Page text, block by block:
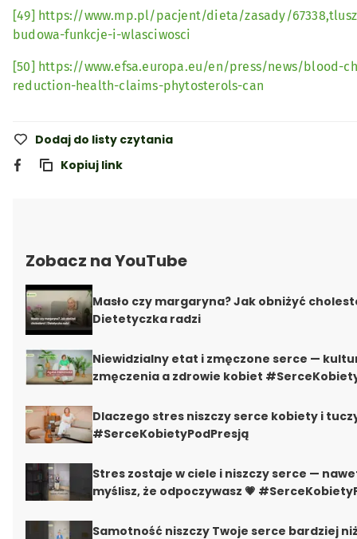
[49] https://www.mp.pl/pacjent/dieta/zasady/
budowa-funkcje-i-wlasciwosci
[50] https://www.efsa.europa.eu/en/press/news/blood-
reduction-health-claims-phytosterols-can
Dodaj do listy czytania
Kopiuj link
Zobacz na YouTube
Masło czy margaryna? Jak obniżyć
Dietetyczka radzi
Niewidzialny etat i zmęczone serce —
zmęczenia a zdrowie kobiet
Dlaczego stres niszczy serce kobiety i
#SerceKobietyPodPresją
Stres zostaje w ciele i niszczy serce —
myślisz, że odpoczywasz 💗
Samotność niszczy Twoje serce bardziej